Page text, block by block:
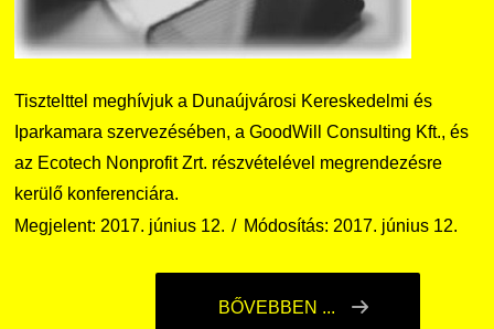
Tisztelttel meghívjuk a Dunaújvárosi Kereskedelmi és
Iparkamara szervezésében, a GoodWill Consulting Kft., és
az Ecotech Nonprofit Zrt. részvételével megrendezésre
kerülő konferenciára.
Megjelent: 2017. június 12.
Módosítás: 2017. június 12.
BŐVEBBEN ...